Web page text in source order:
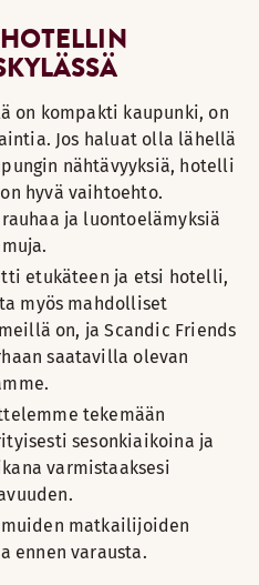
on kompakti kaupunki, on
Jos haluat olla lähellä
nähtävyyksiä, hotelli
hyvä vaihtoehto.
ja luontoelämyksiä
etukäteen ja etsi hotelli,
myös mahdolliset
on, ja Scandic Friends
saatavilla olevan
tekemään
sesonkiaikoina ja
varmistaaksesi
matkailijoiden
ennen varausta.